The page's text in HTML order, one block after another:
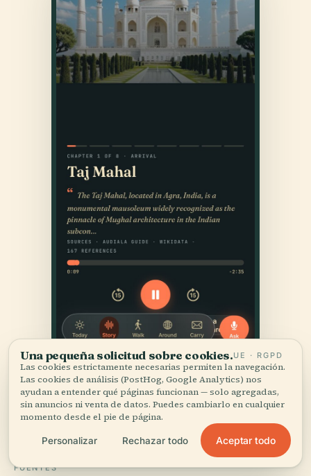
FUENTES
Una pequeña solicitud sobre cookies.UE · RGPD
Las cookies estrictamente necesarias permiten la navegación.
Las cookies de análisis (PostHog, Google Analytics) nos
ayudan a entender qué páginas funcionan — solo agregadas,
sin anuncios ni venta de datos. Puedes cambiarlo en cualquier
momento desde el pie de página.
Personalizar Rechazar todo Aceptar todo